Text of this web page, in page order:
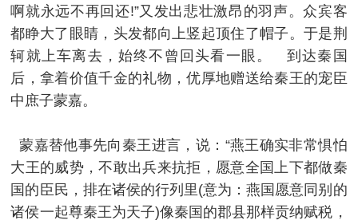
啊就永远不再回还!”又发出悲壮激昂的羽声。众宾客
都睁大了眼睛，头发都向上竖起顶住了帽子。于是荆
轲就上车离去，始终不曾回头看一眼。 到达秦国
后，拿着价值千金的礼物，优厚地赠送给秦王的宠臣
中庶子蒙嘉。
蒙嘉替他事先向秦王进言，说：“燕王确实非常惧怕
大王的威势，不敢出兵来抗拒，愿意全国上下都做秦
国的臣民，排在诸侯的行列里(意为：燕国愿意同别的
诸侯一起尊秦王为天子)像秦国的郡县那样贡纳赋税，